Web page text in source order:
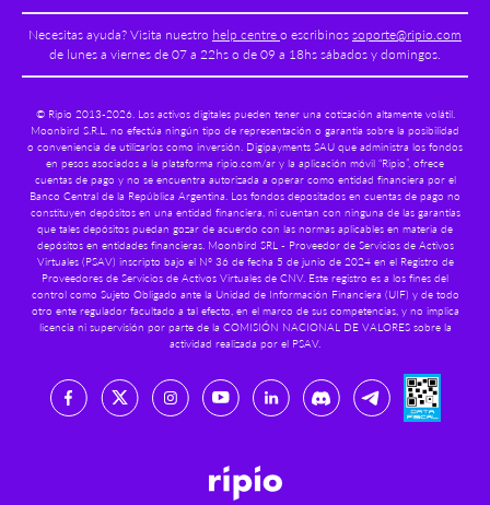
Ripio B2B
Seguridad
Trabajá con nosotros
Políticas de privacidad
Términos de Ripio Coin (RPC)
Contratos de adhesión, Ley 24.240 de Defensa del Consumidor
Necesitas ayuda? Visita nuestro help centreo escribinossoporte@ripio.com
de lunes a viernes de 07 a 22hs o de 09 a 18hs sábados y domingos.
© Ripio 2013-2026. Los activos digitales pueden tener una cotización altamente volátil.
Moonbird S.R.L. no efectúa ningún tipo de representación o garantía sobre la posibilidad
o conveniencia de utilizarlos como inversión. Digipayments SAU que administra los fondos
en pesos asociados a la plataforma ripio.com/ar y la aplicación móvil “Ripio”, ofrece
cuentas de pago y no se encuentra autorizada a operar como entidad financiera por el
Banco Central de la República Argentina. Los fondos depositados en cuentas de pago no
constituyen depósitos en una entidad financiera, ni cuentan con ninguna de las garantías
que tales depósitos puedan gozar de acuerdo con las normas aplicables en materia de
depósitos en entidades financieras. Moonbird SRL - Proveedor de Servicios de Activos
Virtuales (PSAV) inscripto bajo el N° 36 de fecha 5 de junio de 2024 en el Registro de
Proveedores de Servicios de Activos Virtuales de CNV. Este registro es a los fines del
control como Sujeto Obligado ante la Unidad de Información Financiera (UIF) y de todo
otro ente regulador facultado a tal efecto, en el marco de sus competencias, y no implica
licencia ni supervisión por parte de la COMISIÓN NACIONAL DE VALORES sobre la
actividad realizada por el PSAV.